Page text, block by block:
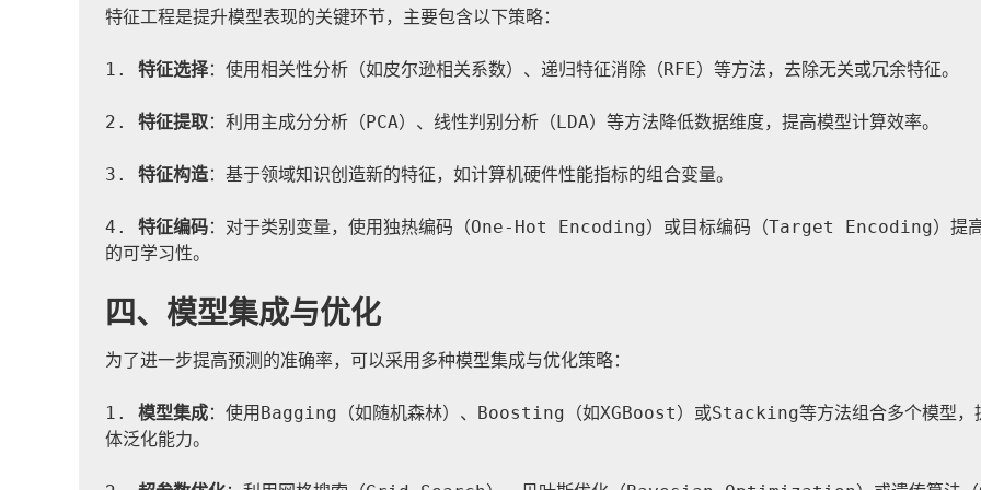
特征工程是提升模型表现的关键环节，主要包含以下策略：
1. 特征选择：使用相关性分析（如皮尔逊相关系数）、递归特征消除（RFE）等方法，去除无关或冗余特征。
2. 特征提取：利用主成分分析（PCA）、线性判别分析（LDA）等方法降低数据维度，提高模型计算效率。
3. 特征构造：基于领域知识创造新的特征，如计算机硬件性能指标的组合变量。
4. 特征编码：对于类别变量，使用独热编码（One-Hot Encoding）或目标编码（Target Encoding）提
的可学习性。
四、模型集成与优化
为了进一步提高预测的准确率，可以采用多种模型集成与优化策略：
1. 模型集成：使用Bagging（如随机森林）、Boosting（如XGBoost）或Stacking等方法组合多个模型，
体泛化能力。